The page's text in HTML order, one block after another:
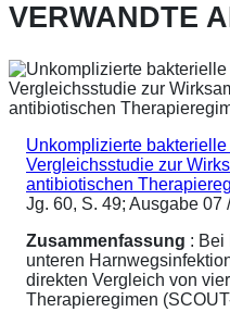
VERWANDTE
Unkomplizierte
Vergleichsstudie zur
antibiotischen
Jg. 60, S. 49; Ausgabe 07
Zusammenfassung : Bei
unteren
direkten Vergleich von
Therapieregimen